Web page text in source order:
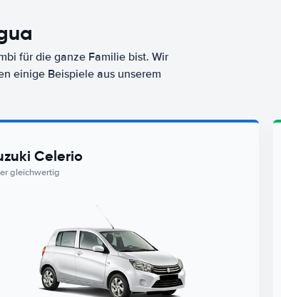
für die ganze Familie bist. Wir
einige Beispiele aus unserem
Celerio
gleichwertig